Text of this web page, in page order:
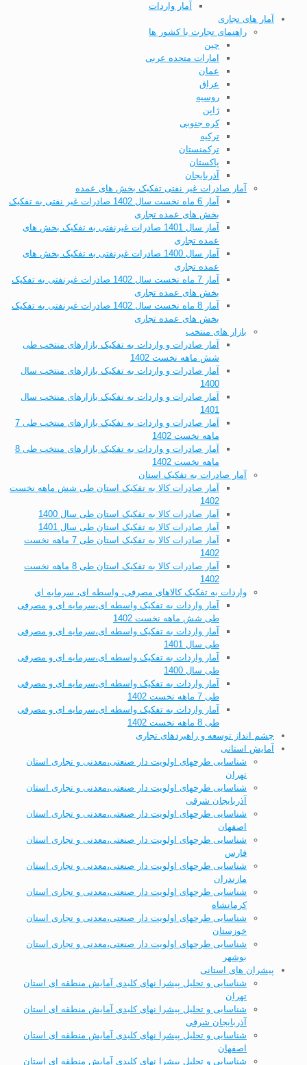
آمار واردات
آمار های تجاری
راهنمای تجارت با کشور ها
چین
امارات متحده عربی
عمان
عراق
روسیه
ژاپن
کره جنوبی
ترکیه
ترکمنستان
پاکستان
آذربایجان
آمار صادرات غیر نفتی تفکیک بخش های عمده
آمار 6 ماه نخست سال 1402 صادرات غیر نفتی به تفکیک
بخش های عمده تجاری
آمار سال 1401 صادرات غیرنفتی به تفکیک بخش های
عمده تجاری
آمار سال 1400 صادرات غیرنفتی به تفکیک بخش های
عمده تجاری
آمار 7 ماه نخست سال 1402 صادرات غیرنفتی به تفکیک
بخش های عمده تجاری
آمار 8 ماه نخست سال 1402 صادرات غیرنفتی به تفکیک
بخش های عمده تجاری
بازار های منتخب
آمار صادرات و واردات به تفکیک بازارهای منتخب طی
شش ماهه نخست 1402
آمار صادرات و واردات به تفکیک بازارهای منتخب سال
1400
آمار صادرات و واردات به تفکیک بازارهای منتخب سال
1401
آمار صادرات و واردات به تفکیک بازارهای منتخب طی 7
ماهه نخست 1402
آمار صادرات و واردات به تفکیک بازارهای منتخب طی 8
ماهه نخست 1402
آمار صادرات به تفکیک استان
آمار صادرات کالا به تفکیک استان طی شش ماهه نخست
1402
آمار صادرات کالا به تفکیک استان طی سال 1400
آمار صادرات کالا به تفکیک استان طی سال 1401
آمار صادرات کالا به تفکیک استان طی 7 ماهه نخست
1402
آمار صادرات کالا به تفکیک استان طی 8 ماهه نخست
1402
واردات به تفکیک کالاهای مصرفی، واسطه ای، سرمایه ای
آمار واردات به تفکیک واسطه ای،سرمایه ای و مصرفی
طی شش ماهه نخست 1402
آمار واردات به تفکیک واسطه ای،سرمایه ای و مصرفی
طی سال 1401
آمار واردات به تفکیک واسطه ای،سرمایه ای و مصرفی
طی سال 1400
آمار واردات به تفکیک واسطه ای،سرمایه ای و مصرفی
طی 7 ماهه نخست 1402
آمار واردات به تفکیک واسطه ای،سرمایه ای و مصرفی
طی 8 ماهه نخست 1402
چشم انداز توسعه و راهبردهای تجاری
آمایش استانی
شناسایی طرحهای اولویت دار صنعتی،معدنی و تجاری استان
تهران
شناسایی طرحهای اولویت دار صنعتی،معدنی و تجاری استان
آذربایجان شرقی
شناسایی طرحهای اولویت دار صنعتی،معدنی و تجاری استان
اصفهان
شناسایی طرحهای اولویت دار صنعتی،معدنی و تجاری استان
فارس
شناسایی طرحهای اولویت دار صنعتی،معدنی و تجاری استان
مازندران
شناسایی طرحهای اولویت دار صنعتی،معدنی و تجاری استان
کرمانشاه
شناسایی طرحهای اولویت دار صنعتی،معدنی و تجاری استان
خوزستان
شناسایی طرحهای اولویت دار صنعتی،معدنی و تجاری استان
بوشهر
پیشران های استانی
شناسایی و تحلیل پیشرا نهای کلیدی آمایش منطقه ای استان
تهران
شناسایی و تحلیل پیشرا نهای کلیدی آمایش منطقه ای استان
آذربایجان شرقی
شناسایی و تحلیل پیشرا نهای کلیدی آمایش منطقه ای استان
اصفهان
شناسایی و تحلیل پیشرا نهای کلیدی آمایش منطقه ای استان